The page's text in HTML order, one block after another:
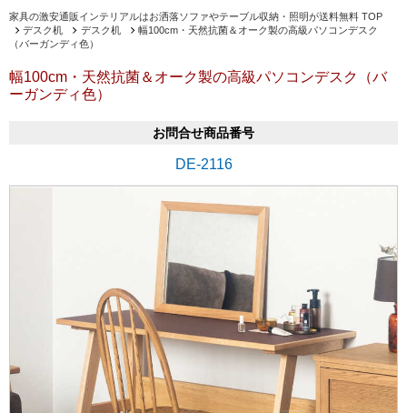
家具の激安通販インテリアルはお洒落ソファやテーブル収納・照明が送料無料 TOP
デスク机
デスク机
幅100cm・天然抗菌＆オーク製の高級パソコンデスク
（バーガンディ色）
幅100cm・天然抗菌＆オーク製の高級パソコンデスク（バ
ーガンディ色）
お問合せ商品番号
DE-2116